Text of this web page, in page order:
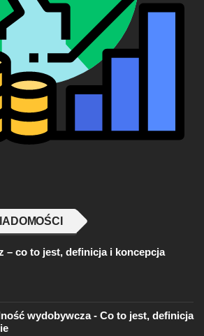
– co to jest, definicja i koncepcja
wydobywcza - Co to jest, definicja